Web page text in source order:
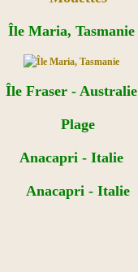
Île Maria, Tasmanie
Île Fraser - Australie
Anacapri - Italie​